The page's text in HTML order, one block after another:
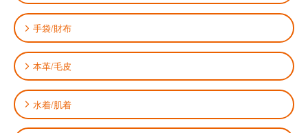
手袋/財布
本革/毛皮
水着/肌着